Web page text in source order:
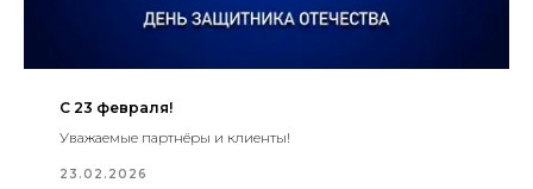
С 23 февраля!
Уважаемые партнёры и клиенты!
23.02.2026